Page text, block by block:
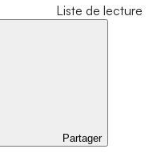
Liste de lecture
Partager